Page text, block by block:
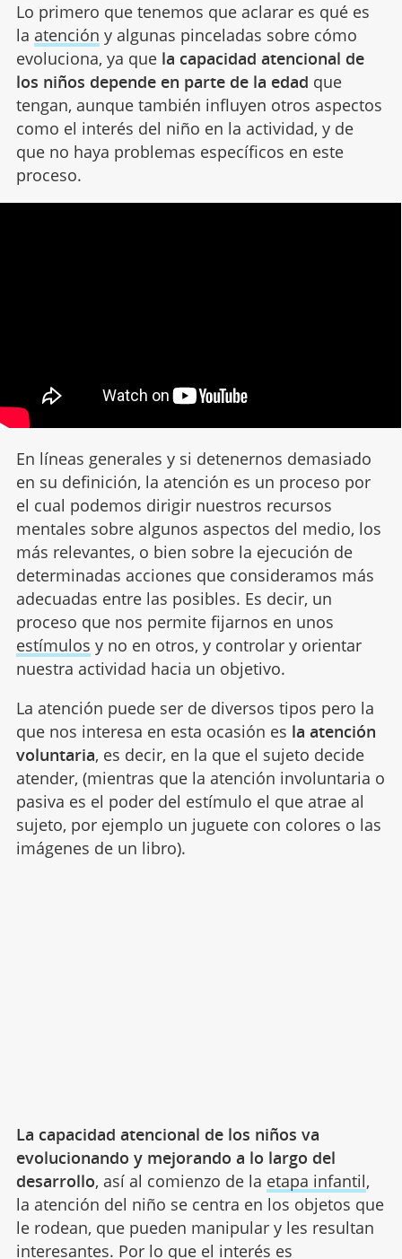
Lo primero que tenemos que aclarar es qué es
la atención y algunas pinceladas sobre cómo
evoluciona, ya que la capacidad atencional de
los niños depende en parte de la edad que
tengan, aunque también influyen otros aspectos
como el interés del niño en la actividad, y de
que no haya problemas específicos en este
proceso.
En líneas generales y si detenernos demasiado
en su definición, la atención es un proceso por
el cual podemos dirigir nuestros recursos
mentales sobre algunos aspectos del medio, los
más relevantes, o bien sobre la ejecución de
determinadas acciones que consideramos más
adecuadas entre las posibles. Es decir, un
proceso que nos permite fijarnos en unos
estímulos y no en otros, y controlar y orientar
nuestra actividad hacia un objetivo.
La atención puede ser de diversos tipos pero la
que nos interesa en esta ocasión es la atención
voluntaria, es decir, en la que el sujeto decide
atender, (mientras que la atención involuntaria o
pasiva es el poder del estímulo el que atrae al
sujeto, por ejemplo un juguete con colores o las
imágenes de un libro).
La capacidad atencional de los niños va
evolucionando y mejorando a lo largo del
desarrollo, así al comienzo de la etapa infantil,
la atención del niño se centra en los objetos que
le rodean, que pueden manipular y les resultan
interesantes. Por lo que el interés es